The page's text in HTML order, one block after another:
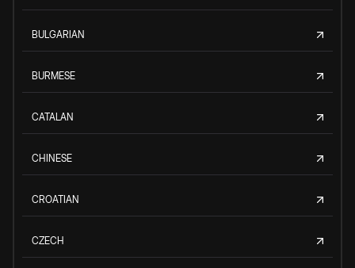
BULGARIAN
BURMESE
CATALAN
CHINESE
CROATIAN
CZECH